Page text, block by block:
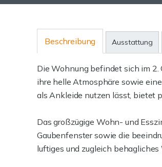
Beschreibung Ausstattung
Die Wohnung befindet sich im 2.
ihre helle Atmosphäre sowie
als Ankleide nutzen lässt, bietet
Das großzügige Wohn- und
Gaubenfenster sowie die
luftiges und zugleich